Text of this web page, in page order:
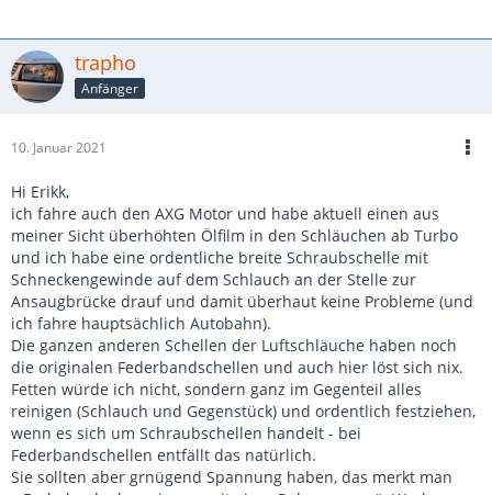
trapho
Anfänger
10. Januar 2021
Hi Erikk,
ich fahre auch den AXG Motor und habe aktuell einen aus
meiner Sicht überhöhten Ölfilm in den Schläuchen ab Turbo
und ich habe eine ordentliche breite Schraubschelle mit
Schneckengewinde auf dem Schlauch an der Stelle zur
Ansaugbrücke drauf und damit überhaut keine Probleme (und
ich fahre hauptsächlich Autobahn).
Die ganzen anderen Schellen der Luftschläuche haben noch
die originalen Federbandschellen und auch hier löst sich nix.
Fetten würde ich nicht, sondern ganz im Gegenteil alles
reinigen (Schlauch und Gegenstück) und ordentlich festziehen,
wenn es sich um Schraubschellen handelt - bei
Federbandschellen entfällt das natürlich.
Sie sollten aber grnügend Spannung haben, das merkt man